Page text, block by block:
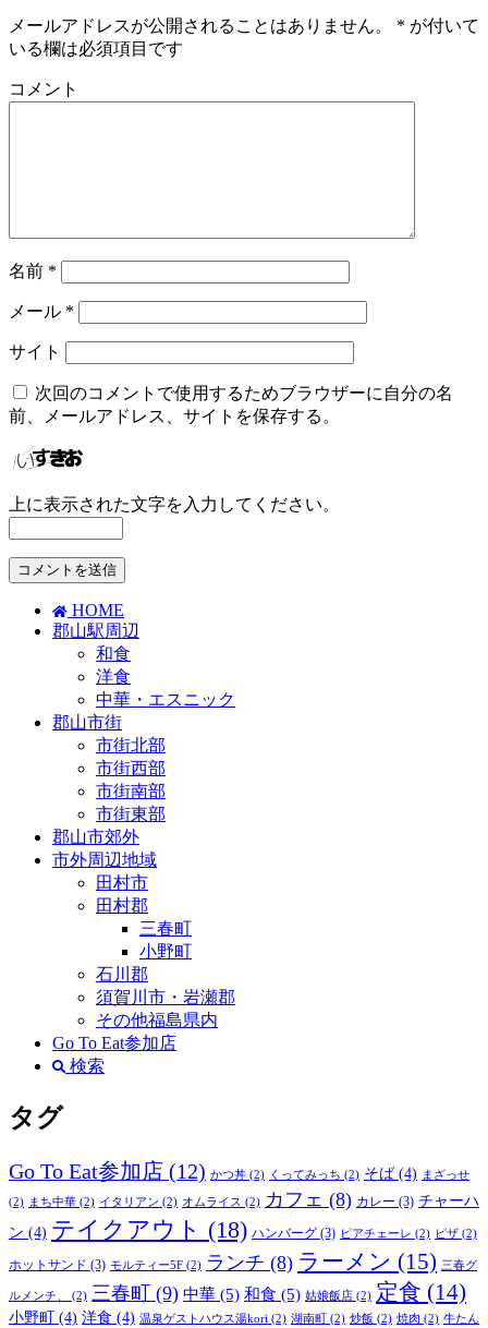
メールアドレスが公開されることはありません。 * が付いて
いる欄は必須項目です
コメント
名前 *
メール *
サイト
次回のコメントで使用するためブラウザーに自分の名
前、メールアドレス、サイトを保存する。
上に表示された文字を入力してください。
HOME
郡山駅周辺
和食
洋食
中華・エスニック
郡山市街
市街北部
市街西部
市街南部
市街東部
郡山市郊外
市外周辺地域
田村市
田村郡
三春町
小野町
石川郡
須賀川市・岩瀬郡
その他福島県内
Go To Eat参加店
検索
タグ
Go To Eat参加店 (12) かつ丼 (2) くってみっち (2) そば(4) まざっせ
(2) まち中華 (2) イタリアン (2) オムライス (2) カフェ (8) カレー (3) チャーハ
ン (4) テイクアウト (18) ハンバーグ (3) ピアチェーレ (2) ピザ (2)
ホットサンド (3) モルティー5F (2) ランチ (8) ラーメン (15) 三春グ
ルメンチ、 (2) 三春町 (9) 中華 (5) 和食 (5) 姑娘飯店 (2) 定食 (14)
小野町 (4) 洋食 (4) 温泉ゲストハウス湯kori (2) 湖南町 (2) 炒飯 (2) 焼肉 (2) 牛たん